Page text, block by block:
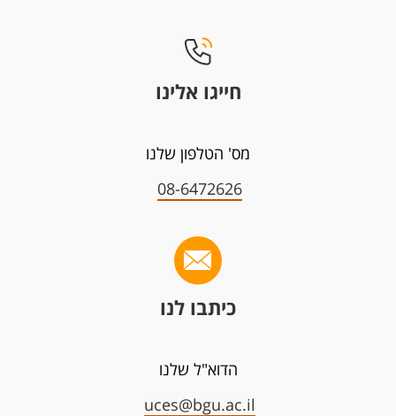
חייגו אלינו
מס' הטלפון שלנו
08-6472626
כיתבו לנו
הדוא"ל שלנו
uces@bgu.ac.il